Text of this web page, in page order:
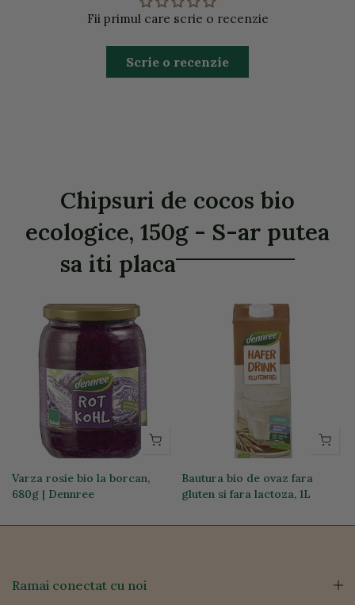
Fii primul care scrie o recenzie
Scrie o recenzie
Chipsuri de cocos bio
ecologice, 150g - S-ar putea
sa iti placa
Varza rosie bio la borcan,
680g | Dennree
Bautura bio de ovaz fara
gluten si fara lactoza, 1L
Ramai conectat cu noi